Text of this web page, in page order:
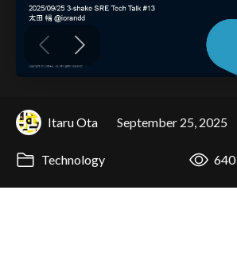
Itaru Ota September 25, 2025
Technology 640